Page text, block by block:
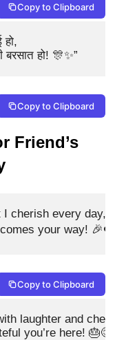
Copy to Clipboard
हो! 🎊✨”
Copy to Clipboard
Friend’s
I cherish every day,
your way! 🎉❤️”
Copy to Clipboard
laughter and cheer,
you’re here! 🎂😊”